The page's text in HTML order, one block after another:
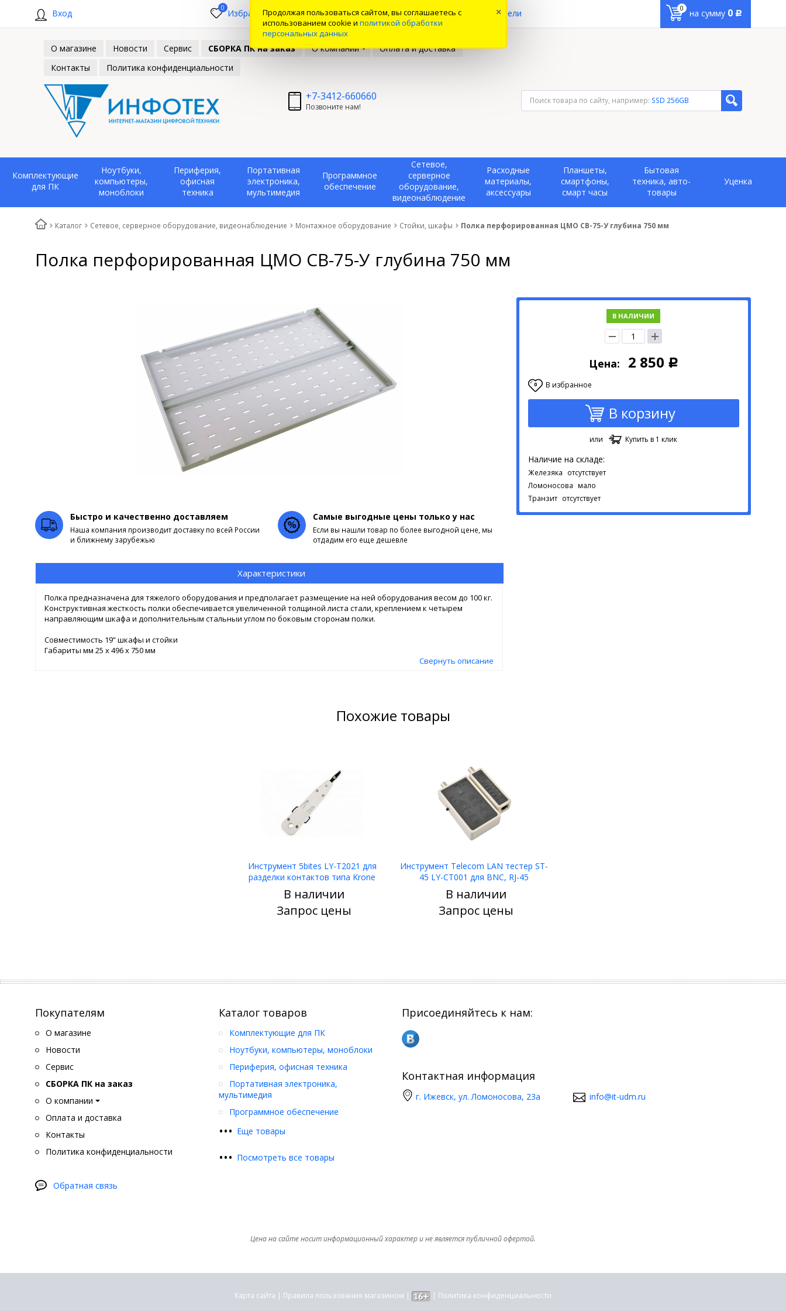
Продолжая пользоваться сайтом, вы соглашаетесь с
использованием cookie и политикой обработки
персональных данных
×
Вход 0 Избранные товары Вы смотрели 0 на сумму 0 Р
О магазине Новости Сервис СБОРКА ПК на заказ О компании
Оплата и доставка
Контакты
Политика конфиденциальности
+7-3412-660660
Позвоните нам!
Поиск товара по сайту, например: SSD 256GB
Комплектующие
для ПК
Ноутбуки,
компьютеры,
моноблоки
Периферия,
офисная
техника
Портативная
электроника,
мультимедия
Программное
обеспечение
Сетевое,
серверное
оборудование,
видеонаблюдение
Расходные
материалы,
аксессуары
Планшеты,
смартфоны,
смарт часы
Бытовая
техника, авто-
товары
Уценка
Каталог Сетевое, серверное оборудование, видеонаблюдение Монтажное оборудование Стойки, шкафы Полка перфорированная ЦМО СВ-75-У глубина 750 мм
Полка перфорированная ЦМО СВ-75-У глубина 750 мм
В НАЛИЧИИ
Цена: 2 850 Р
0 В избранное
В корзину
или Купить в 1 клик
Наличие на складе:
Железяка отсутствует
Ломоносова мало
Транзит отсутствует
Быстро и качественно доставляем
Наша компания производит доставку по всей России
и ближнему зарубежью
Самые выгодные цены только у нас
Если вы нашли товар по более выгодной цене, мы
отдадим его еще дешевле
Характеристики
Полка предназначена для тяжелого оборудования и предполагает размещение на ней оборудования весом до 100 кг.
Конструктивная жесткость полки обеспечивается увеличенной толщиной листа стали, креплением к четырем
направляющим шкафа и дополнительным стальныи углом по боковым сторонам полки.
Совместимость 19” шкафы и стойки
Габариты мм 25 х 496 х 750 мм
Свернуть описание
Похожие товары
Инструмент 5bites LY-T2021 для
разделки контактов типа Krone
В наличии
Запрос цены
Узнать цену
Инструмент Telecom LAN тестер ST-
45 LY-CT001 для BNC, RJ-45
В наличии
Запрос цены
Узнать цену
Покупателям
О магазине
Новости
Сервис
СБОРКА ПК на заказ
О компании
Оплата и доставка
Контакты
Политика конфиденциальности
Обратная связь
Каталог товаров
••• Еще товары
Комплектующие для ПК
Ноутбуки, компьютеры, моноблоки
Периферия, офисная техника
Портативная электроника,
мультимедия
Программное обеспечение
••• Посмотреть все товары
Присоединяйтесь к нам:
Контактная информация
г. Ижевск, ул. Ломоносова, 23а info@it-udm.ru
Цена на сайте носит информационный характер и не является публичной офертой.
Карта сайта | Правила пользования магазином | | Политика конфиденциальности